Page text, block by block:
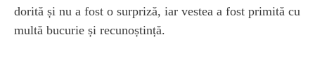
dorită și nu a fost o surpriză, iar vestea a fost primită cu
multă bucurie și recunoștință.